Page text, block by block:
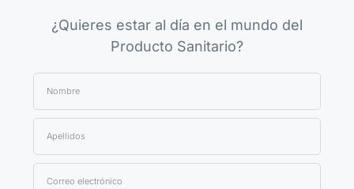
¿Quieres estar al día en el mundo del
Producto Sanitario?